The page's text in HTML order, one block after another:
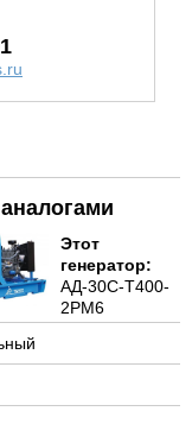
Этот
генератор:
АД-30С-Т400-
2РМ6